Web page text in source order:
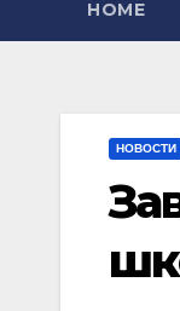
HOME
НОВОСТИ